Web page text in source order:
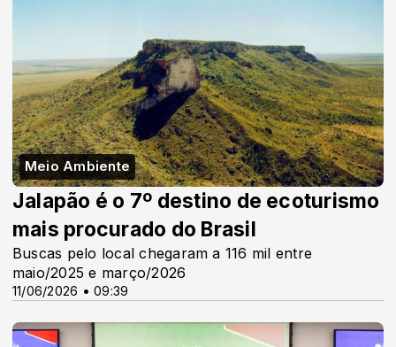
Meio Ambiente
11/06/2026 • 09:39
Jalapão é o 7º destino de ecoturismo
mais procurado do Brasil
Buscas pelo local chegaram a 116 mil entre
maio/2025 e março/2026